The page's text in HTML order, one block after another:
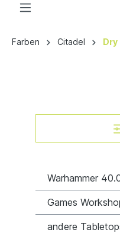
Farben Citadel Dry
Warhammer
Games
andere